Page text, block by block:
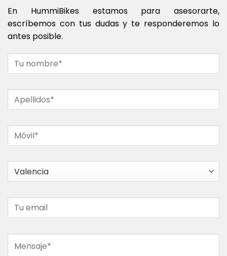
En HummiBikes estamos para asesorarte,
escríbemos con tus dudas y te responderemos lo
antes posible.